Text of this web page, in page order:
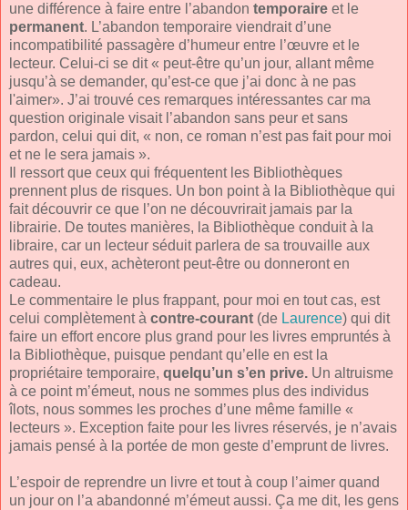
une différence à faire entre l’abandon temporaire et le
permanent. L’abandon temporaire viendrait d’une
incompatibilité passagère d’humeur entre l’œuvre et le
lecteur. Celui-ci se dit « peut-être qu’un jour, allant même
jusqu’à se demander, qu’est-ce que j’ai donc à ne pas
l'aimer». J’ai trouvé ces remarques intéressantes car ma
question originale visait l’abandon sans peur et sans
pardon, celui qui dit, « non, ce roman n’est pas fait pour moi
et ne le sera jamais ».
Il ressort que ceux qui fréquentent les Bibliothèques
prennent plus de risques. Un bon point à la Bibliothèque qui
fait découvrir ce que l’on ne découvrirait jamais par la
librairie. De toutes manières, la Bibliothèque conduit à la
libraire, car un lecteur séduit parlera de sa trouvaille aux
autres qui, eux, achèteront peut-être ou donneront en
cadeau.
Le commentaire le plus frappant, pour moi en tout cas, est
celui complètement à contre-courant (de Laurence) qui dit
faire un effort encore plus grand pour les livres empruntés à
la Bibliothèque, puisque pendant qu’elle en est la
propriétaire temporaire, quelqu’un s’en prive. Un altruisme
à ce point m’émeut, nous ne sommes plus des individus
îlots, nous sommes les proches d’une même famille «
lecteurs ». Exception faite pour les livres réservés, je n’avais
jamais pensé à la portée de mon geste d’emprunt de livres.
L’espoir de reprendre un livre et tout à coup l’aimer quand
un jour on l’a abandonné m’émeut aussi. Ça me dit, les gens